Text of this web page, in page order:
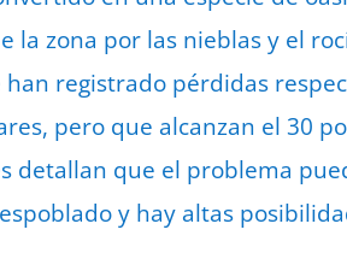
la zona por las nieblas y el
registrado pérdidas
pero que alcanzan el 30
detallan que el problema
y hay altas